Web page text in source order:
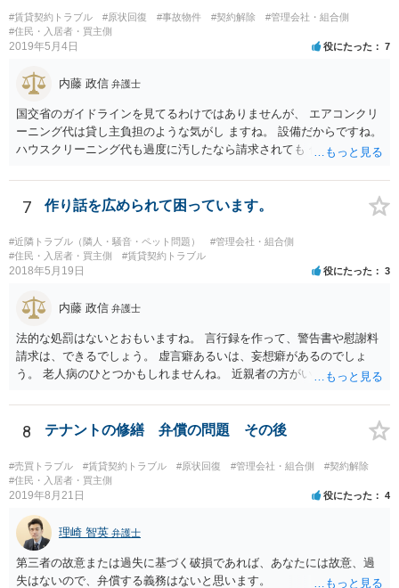
#賃貸契約トラブル #原状回復 #事故物件 #契約解除
#管理会社・組合側
#住民・入居者・買主側
2019年5月4日 役にたった 7
内藤 政信 弁護士
国交省のガイドラインを見てるわけではありませんが、 エアコンクリ
ーニング代は貸し主負担のような気がし ますね。 設備だからですね。
ハウスクリーニング代も過度に汚したなら請求されても 仕方ないでし
の借主のための清掃だと思いますね。 ほっといて争ってみたらいいで
しょう。
7 作り話を広められて困っています。
#近隣トラブル（隣人・騒音・ペット問題）
#管理会社・組合側
#住民・入居者・買主側
#賃貸契約トラブル
2018年5月19日 役にたった 3
内藤 政信 弁護士
法的な処罰はないとおもいますね。 言行録を作って、警告書や慰謝料
請求は、できるでしょう。 虚言癖あるいは、妄想癖があるのでしょ
う。 老人病のひとつかもしれませんね。 近親者の方がいれば、話を通
8 テナントの修繕 弁償の問題 その後
#売買トラブル #賃貸契約トラブル #原状回復 #管理会社・組合側
#契約解除
#住民・入居者・買主側
2019年8月21日 役にたった 4
理崎 智英 弁護士
第三者の故意または過失に基づく破損であれば、あなたには故意、過
失はないので、弁償する義務はないと思います。